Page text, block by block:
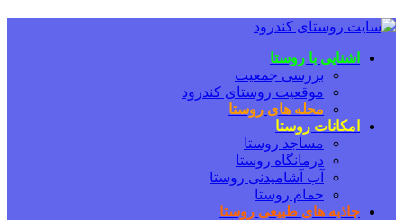
اشنایی با روستا
بررسی جمعیت
موقعیت روستای کندرود
محله های روستا
امکانات روستا
مساجد روستا
درمانگاه روستا
آب آشامیدنی روستا
حمام روستا
جاذبه های طبیعی روستا